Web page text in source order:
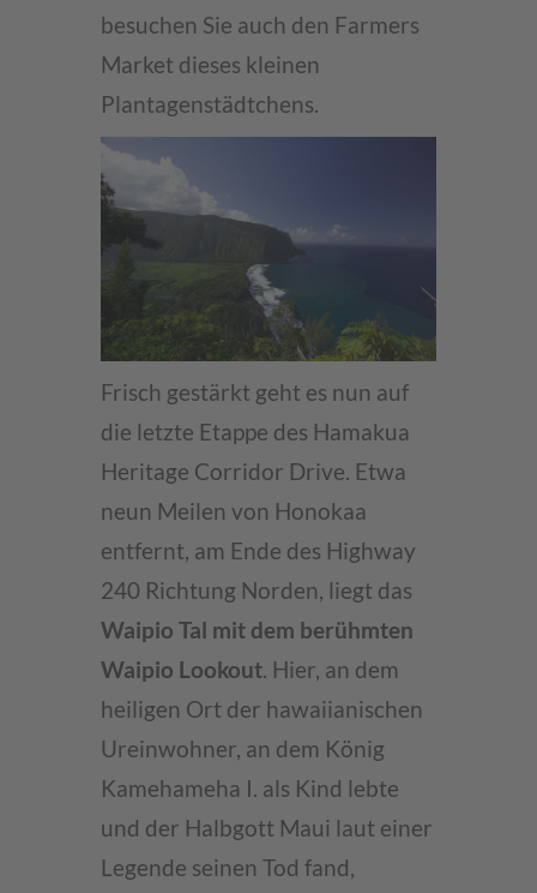
besuchen Sie auch den Farmers
Market dieses kleinen
Plantagenstädtchens.
Frisch gestärkt geht es nun auf
die letzte Etappe des Hamakua
Heritage Corridor Drive. Etwa
neun Meilen von Honokaa
entfernt, am Ende des Highway
240 Richtung Norden, liegt das
Waipio Tal mit dem berühmten
Waipio Lookout. Hier, an dem
heiligen Ort der hawaiianischen
Ureinwohner, an dem König
Kamehameha I. als Kind lebte
und der Halbgott Maui laut einer
Legende seinen Tod fand,